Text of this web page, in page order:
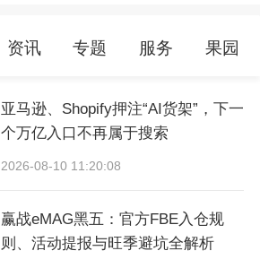
资讯 专题 服务 果园
亚马逊、Shopify押注“AI货架”，下一
个万亿入口不再属于搜索
2026-08-10 11:20:08
赢战eMAG黑五：官方FBE入仓规
则、活动提报与旺季避坑全解析